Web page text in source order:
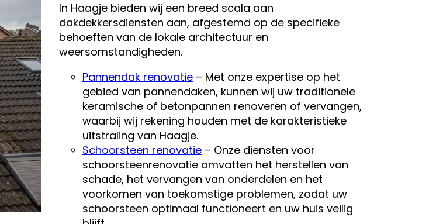
In Haagje bieden wij een breed scala aan
dakdekkersdiensten aan, afgestemd op de specifieke
behoeften van de lokale architectuur en
weersomstandigheden.
Pannendak renovatie– Met onze expertise op het
gebied van pannendaken, kunnen wij uw traditionele
keramische of betonpannen renoveren of vervangen,
waarbij wij rekening houden met de karakteristieke
uitstraling van Haagje.
Schoorsteen renovatie– Onze diensten voor
schoorsteenrenovatie omvatten het herstellen van
schade, het vervangen van onderdelen en het
voorkomen van toekomstige problemen, zodat uw
schoorsteen optimaal functioneert en uw huis veilig